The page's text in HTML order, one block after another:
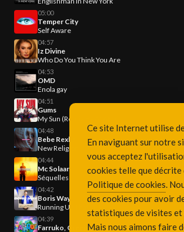
05:00
Temper City
Self Aware
04:57
Iz Divine
Who Do You Think You Are
04:53
OMD
Enola gay
04:51
Gums
My Sun (Remix By ASAKi)
04:48
Bebe Rexha
New Religion
04:44
Mc Solaar
Séquelles
04:42
Boris Way
Running Up That Hill
04:39
Farruko, Greeicy & Steve Aoki
Ce site Internet utilise
En naviguant sur notre
vous acceptez
cookies telle que décrite
Politique de cookies.
des cookies pour avoir
statistiques de visites
Mais nous aimons faire